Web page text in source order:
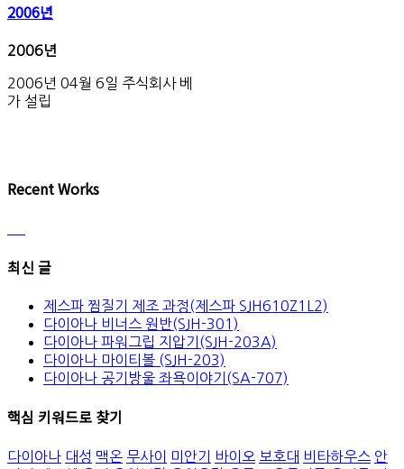
2006년
2006년
2006년 04월 6일 주식회사 베
가 설립
Recent Works
최신 글
제스파 찜질기 제조 과정(제스파 SJH610Z1L2)
다이아나 비너스 원반(SJH-301)
다이아나 파워그립 지압기(SJH-203A)
다이아나 마이티볼 (SJH-203)
다이아나 공기방울 좌욕이야기(SA-707)
핵심 키워드로 찾기
다이아나 대성 맥온 무사이 미안기 바이오 보호대 비타하우스 안